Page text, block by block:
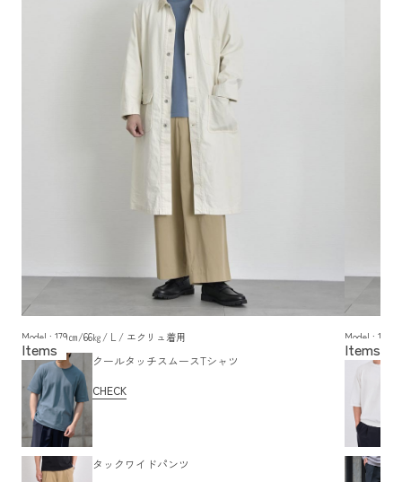
Model : 179㎝/66㎏/ L / エクリュ着用
クールタッチスムースTシャツ
CHECK
タックワイドパンツ
Model : 179